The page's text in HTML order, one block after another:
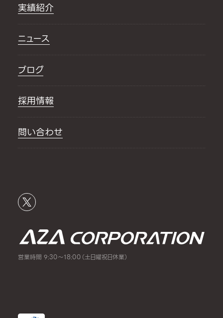
実績紹介
ニュース
ブログ
採用情報
問い合わせ
営業時間 9:30～18:00（土日曜祝日休業）